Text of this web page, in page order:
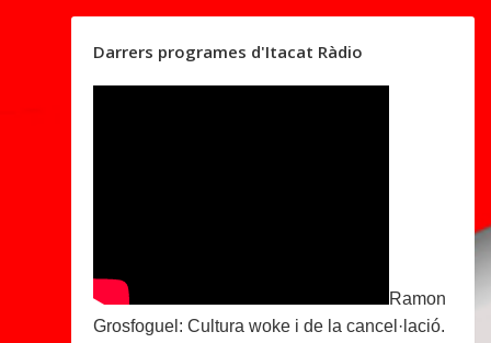
Darrers programes d'Itacat Ràdio
Ramon
Grosfoguel: Cultura woke i de la cancel·lació.